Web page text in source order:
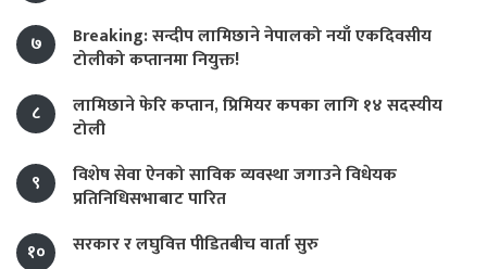
७
Breaking: सन्दीप लामिछाने नेपालको नयाँ एकदिवसीय
टोलीको कप्तानमा नियुक्त!
८
लामिछाने फेरि कप्तान, प्रिमियर कपका लागि १४ सदस्यीय
टोली
९
विशेष सेवा ऐनको साविक व्यवस्था जगाउने विधेयक
प्रतिनिधिसभाबाट पारित
१०
सरकार र लघुवित्त पीडितबीच वार्ता सुरु